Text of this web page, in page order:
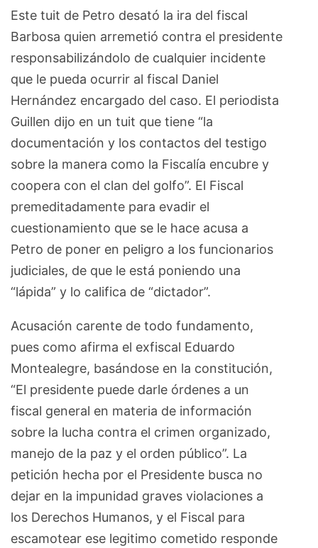
Este tuit de Petro desató la ira del fiscal
Barbosa quien arremetió contra el presidente
responsabilizándolo de cualquier incidente
que le pueda ocurrir al fiscal Daniel
Hernández encargado del caso. El periodista
Guillen dijo en un tuit que tiene “la
documentación y los contactos del testigo
sobre la manera como la Fiscalía encubre y
coopera con el clan del golfo”. El Fiscal
premeditadamente para evadir el
cuestionamiento que se le hace acusa a
Petro de poner en peligro a los funcionarios
judiciales, de que le está poniendo una
“lápida” y lo califica de “dictador”.
Acusación carente de todo fundamento,
pues como afirma el exfiscal Eduardo
Montealegre, basándose en la constitución,
“El presidente puede darle órdenes a un
fiscal general en materia de información
sobre la lucha contra el crimen organizado,
manejo de la paz y el orden público”. La
petición hecha por el Presidente busca no
dejar en la impunidad graves violaciones a
los Derechos Humanos, y el Fiscal para
escamotear ese legitimo cometido responde